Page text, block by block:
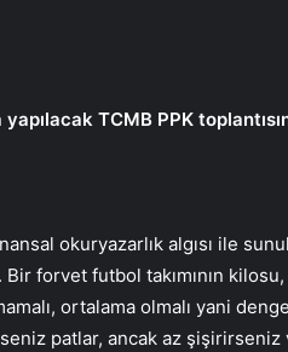
TCMB PPK
okuryazarlık algısı ile
forvet futbol takımının
ortalama olmalı yani
patlar, ancak az